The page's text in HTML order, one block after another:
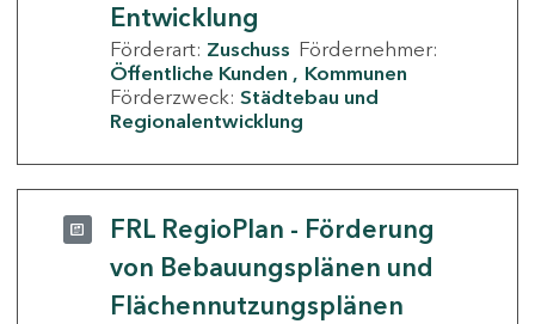
Entwicklung
Förderart: Zuschuss Fördernehmer:
Öffentliche Kunden
Kommunen
Förderzweck: Städtebau und
Regionalentwicklung
FRL RegioPlan - Förderung
von Bebauungsplänen und
Flächennutzungsplänen